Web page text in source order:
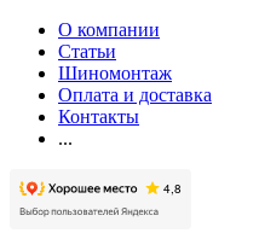
О компании
Статьи
Шиномонтаж
Оплата и доставка
Контакты
...